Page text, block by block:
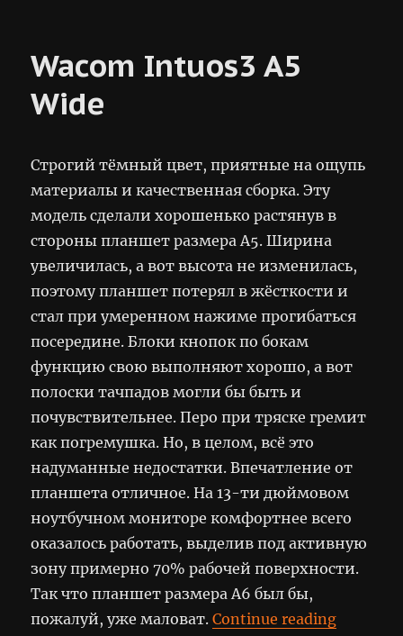
Wacom Intuos3 A5
Wide
Строгий тёмный цвет, приятные на ощупь
материалы и качественная сборка. Эту
модель сделали хорошенько растянув в
стороны планшет размера A5. Ширина
увеличилась, а вот высота не изменилась,
поэтому планшет потерял в жёсткости и
стал при умеренном нажиме прогибаться
посередине. Блоки кнопок по бокам
функцию свою выполняют хорошо, а вот
полоски тачпадов могли бы быть и
почувствительнее. Перо при тряске гремит
как погремушка. Но, в целом, всё это
надуманные недостатки. Впечатление от
планшета отличное. На 13-ти дюймовом
ноутбучном мониторе комфортнее всего
оказалось работать, выделив под активную
зону примерно 70% рабочей поверхности.
Так что планшет размера A6 был бы,
пожалуй, уже маловат.Continue reading“Wacom